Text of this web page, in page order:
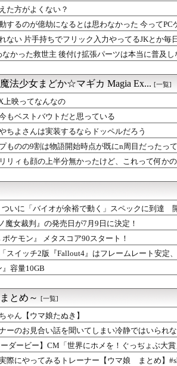
語開始時点が既にn周目だったって仕掛けがある
器選びは周回重視？高難度対策との優先度を議論
はどう使う？モンスター別の回避と攻撃チャンス
イカを見るとクラッシュする不具合が発生
えても調整の時期がおかしい。大会の真っただ
実装されそう
プスを高速撃破！勇者・クロノス・月輪など攻
ープスのこころSは何個必要？性能と使い道を巡
4章？スカウトや限定アクセサリーを巡る反応
なるとは思わなかった 今ってPCゲーやソシャゲ
マリータじゃね？？？
パーティのおすすめは？相性補完や地面タイプ
でフリック入力やってるJKとか毎日何時間鍛錬
半分無かったけど、これって何かの伏線だったり
ッッカって感じの水着のマネ、ラファエ口、セッ
回はバトルもあるぞ！そして続きが気になる展
マータンとリッチ、エターナーが来る模様！！！
もういいや…
タル爆弾は迷惑？吹き飛ばしと立ち回りを巡る
プデしてしまう
後付け拡張パーツは本当に普及しないな Sw...
廃止の怒りが収まらずボイコットを呼びかけて...
た方がよくない？
するのが億劫になるとは思わなかった 今って
ない 片手持ちでフリック入力やってるJKとか毎
なかった救世主 後付け拡張パーツは本当に普及
法少女まどか☆マギカ Magia Ex... [一覧]
上映ってなんなの
もベストバウトだと思っている
ちよさんは実装するならドッペルだろう
ものの9割は物語開始時点が既にn周目だったっ
リリィも顔の上半分無かったけど、これって何か
ついに「バイオが余裕で動く」スペックに到達
魔女裁判』の発売日が7月9日に決定！
ポケモン』 メタスコア90スタート！
スイッチ2版『Fallout4』はフレームレート安定、
』容量10GB
とめ～ [一覧]
ゃん【ウマ娘たぬき】
ーのお見合い話を聞いてしまい冷静ではいられ
ーダービー】CM「世界にホメを！ぐっぢょぶ大
際にやってみるトレーナー【ウマ娘 まとめ】